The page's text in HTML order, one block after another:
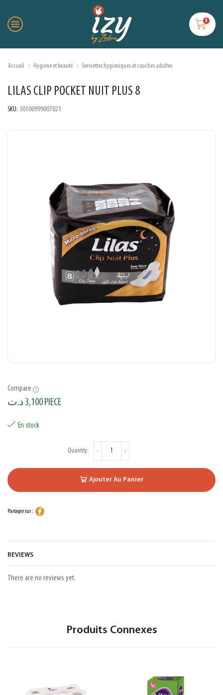
0
Accueil Hygiene et beauté Serviettes hygieniques et couches adultes
LILAS CLIP POCKET NUIT PLUS 8
SKU: 30100999007021
Compare
3,100د.ت PIECE
En stock
Ajouter Au Panier
Partager sur :
REVIEWS
There are no reviews yet.
Produits Connexes